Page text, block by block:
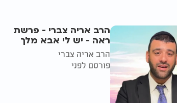
הרב אריה צברי - פרשת
ראה - יש לי אבא מלך
הרב אריה צברי
פורסם לפני